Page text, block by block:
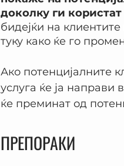
доколку ги
бидејќи на
туку како ќе го
Ако потенцијалните
услуга ќе ја
ќе преминат од
ПРЕПОРАКИ